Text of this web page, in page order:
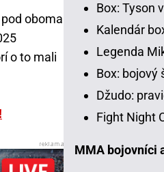
oboma
o to mali
Box: Tyson
Kalendár
Legenda
Box: bojový
Džudo:
Fight Night
MMA bojovníci